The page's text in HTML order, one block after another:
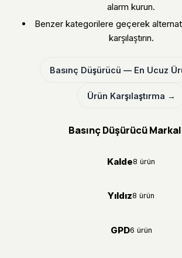
alarm kurun.
Benzer kategorilere geçerek
karşılaştırın.
Basınç Düşürücü — En Ucuz
Ürün Karşılaştırma →
Basınç Düşürücü
Kalde8 ürün
Yıldız8 ürün
GPD6 ürün